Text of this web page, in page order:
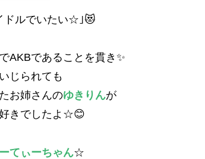
ドルでいたい☆｣😻
AKBであることを貫き✨
じられても
お姉さんのゆきりんが
きでしたよ☆😊
てぃーちゃん☆